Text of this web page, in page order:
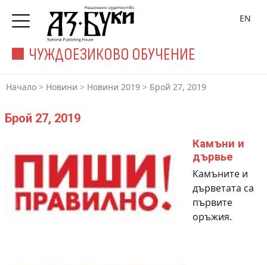
ЧУЖДОЕЗИКОВО ОБУЧЕНИЕ
EN
Начало > Новини > Новини 2019 > Брой 27, 2019
Брой 27, 2019
Камъни и
дървье
Камъните и
дърветата са
първите
оръжия.